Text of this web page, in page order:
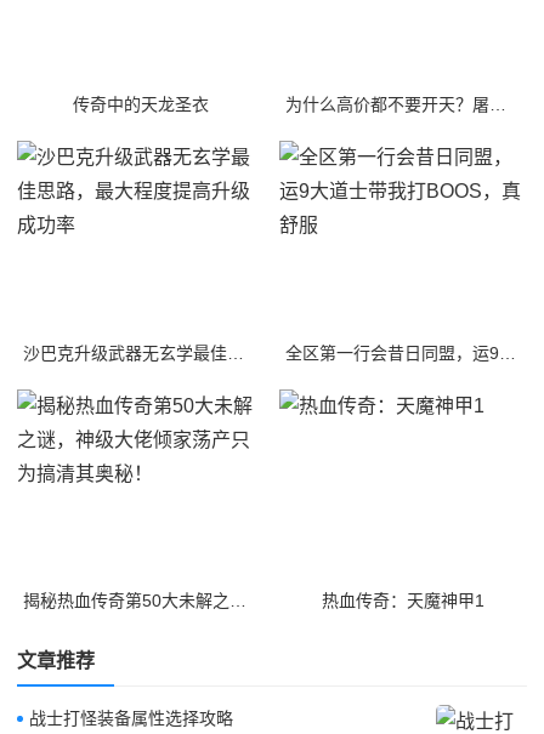
传奇中的天龙圣衣 为什么高价都不要开天？屠龙到底隐藏了什么秘密？
热血传奇：天魔神甲1
文章推荐
战士打怪装备属性选择攻略